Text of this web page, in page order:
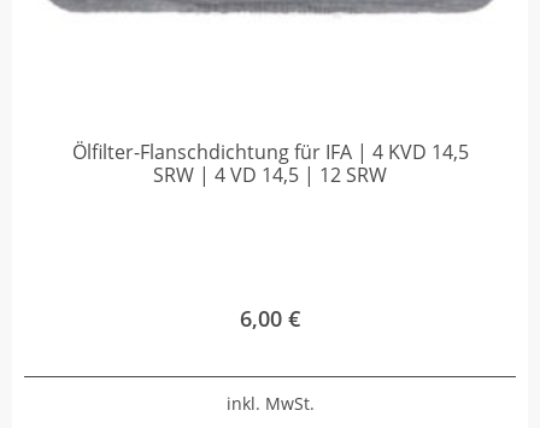
Ölfilter-Flanschdichtung für IFA | 4 KVD 14,5
SRW | 4 VD 14,5 | 12 SRW
6,00 €
inkl. MwSt.